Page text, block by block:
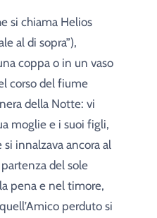
si chiama Helios
al di sopra”),
coppa o in un vaso
corso del fiume
della Notte: vi
moglie e i suoi figli,
innalzava ancora al
del sole
pena e nel timore,
perduto si